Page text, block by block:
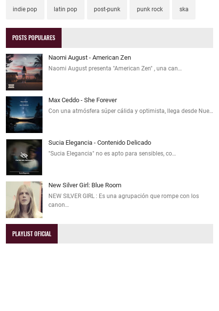
indie pop latin pop post-punk punk rock ska
POSTS POPULARES
Naomi August - American Zen
Naomi August presenta "American Zen" , una can…
Max Ceddo - She Forever
Con una atmósfera súper cálida y optimista, llega desde Nue…
Sucia Elegancia - Contenido Delicado
"Sucia Elegancia" no es apto para sensibles, co…
New Silver Girl: Blue Room
NEW SILVER GIRL : Es una agrupación que rompe con los
canon…
PLAYLIST OFICIAL